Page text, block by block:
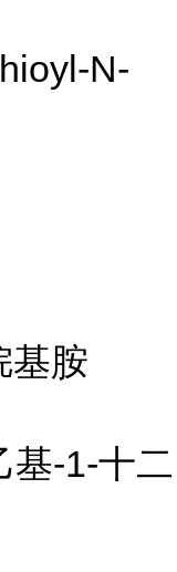
N-
基胺
基-1-十二